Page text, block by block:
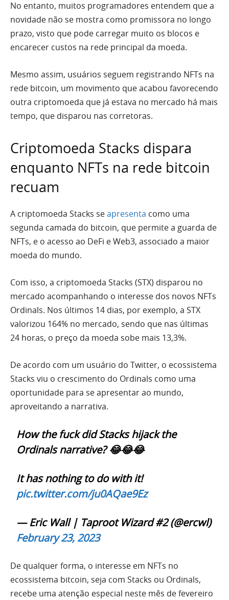
No entanto, muitos programadores entendem que a
novidade não se mostra como promissora no longo
prazo, visto que pode carregar muito os blocos e
encarecer custos na rede principal da moeda.
Mesmo assim, usuários seguem registrando NFTs na
rede bitcoin, um movimento que acabou favorecendo
outra criptomoeda que já estava no mercado há mais
tempo, que disparou nas corretoras.
Criptomoeda Stacks dispara
enquanto NFTs na rede bitcoin
recuam
A criptomoeda Stacks seapresenta como uma
segunda camada do bitcoin, que permite a guarda de
NFTs, e o acesso ao DeFi e Web3, associado a maior
moeda do mundo.
Com isso, a criptomoeda Stacks (STX) disparou no
mercado acompanhando o interesse dos novos NFTs
Ordinals. Nos últimos 14 dias, por exemplo, a STX
valorizou 164% no mercado, sendo que nas últimas
24 horas, o preço da moeda sobe mais 13,3%.
De acordo com um usuário do Twitter, o ecossistema
Stacks viu o crescimento do Ordinals como uma
oportunidade para se apresentar ao mundo,
aproveitando a narrativa.
How the fuck did Stacks hijack the
Ordinals narrative? 😂😂😂
It has nothing to do with it!
pic.twitter.com/ju0AQae9Ez
— Eric Wall | Taproot Wizard #2 (@ercwl)
February 23, 2023
De qualquer forma, o interesse em NFTs no
ecossistema bitcoin, seja com Stacks ou Ordinals,
recebe uma atenção especial neste mês de fevereiro